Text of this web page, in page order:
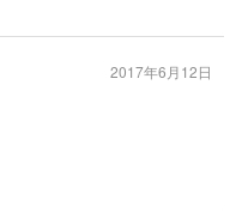
2017年6月12日